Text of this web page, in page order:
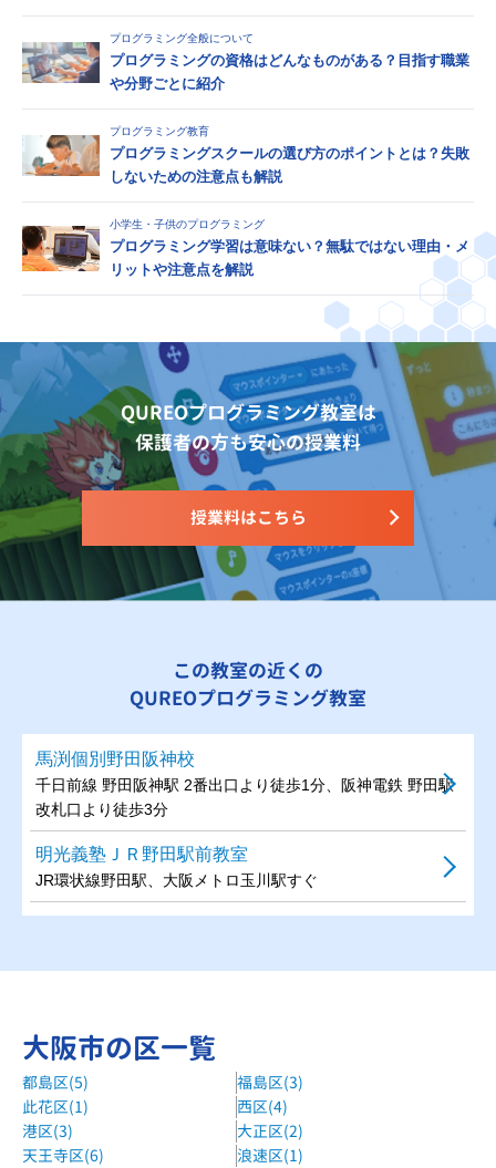
プログラミング全般について
プログラミングの資格はどんなものがある？目指す職業
や分野ごとに紹介
プログラミング教育
プログラミングスクールの選び方のポイントとは？失敗
しないための注意点も解説
小学生・子供のプログラミング
プログラミング学習は意味ない？無駄ではない理由・メ
リットや注意点を解説
QUREOプログラミング教室は
保護者の方も安心の授業料
授業料はこちら
この教室の近くの
QUREOプログラミング教室
馬渕個別野田阪神校
千日前線 野田阪神駅 2番出口より徒歩1分、阪神電鉄 野田駅
改札口より徒歩3分
明光義塾ＪＲ野田駅前教室
JR環状線野田駅、大阪メトロ玉川駅すぐ
大阪市の区一覧
都島区(5)
福島区(3)
此花区(1)
西区(4)
港区(3)
大正区(2)
天王寺区(6)
浪速区(1)